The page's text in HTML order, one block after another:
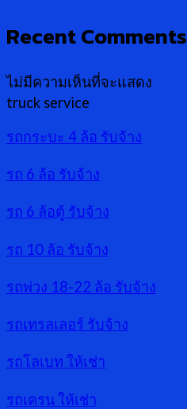
Recent Comments
ไม่มีความเห็นที่จะแสดง
truck service
รถกระบะ 4 ล้อ รับจ้าง
รถ 6 ล้อ รับจ้าง
รถ 6 ล้อตู้ รับจ้าง
รถ 10 ล้อ รับจ้าง
รถพ่วง 18-22 ล้อ รับจ้าง
รถเทรลเลอร์ รับจ้าง
รถโลเบท ให้เช่า
รถเครน ให้เช่า